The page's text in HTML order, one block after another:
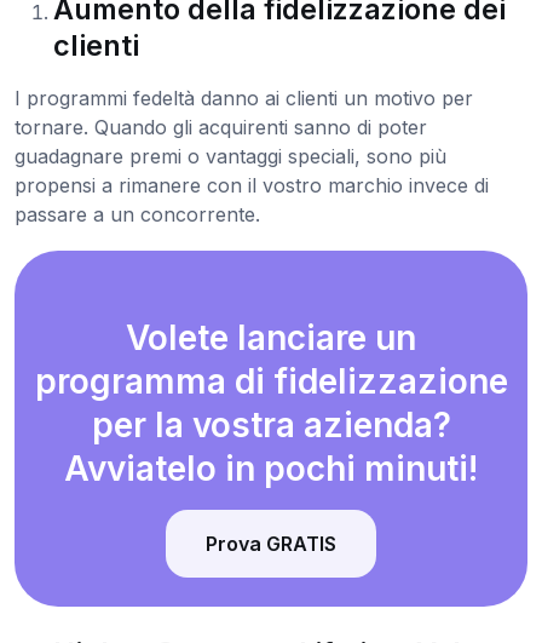
Aumento della fidelizzazione dei
clienti
I programmi fedeltà danno ai clienti un motivo per
tornare. Quando gli acquirenti sanno di poter
guadagnare premi o vantaggi speciali, sono più
propensi a rimanere con il vostro marchio invece di
passare a un concorrente.
Volete lanciare un
programma di fidelizzazione
per la vostra azienda?
Avviatelo in pochi minuti!
Prova GRATIS